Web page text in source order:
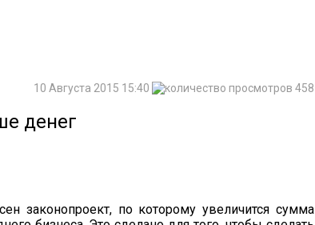
458
10 Августа 2015 15:40
денег
законопроект, по которому увеличится сумма